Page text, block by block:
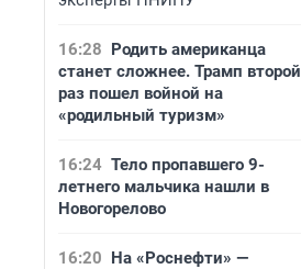
16:28 Родить американца
станет сложнее. Трамп второй
раз пошел войной на
«родильный туризм»
16:24 Тело пропавшего 9-
летнего мальчика нашли в
Новогорелово
16:20 На «Роснефти» —